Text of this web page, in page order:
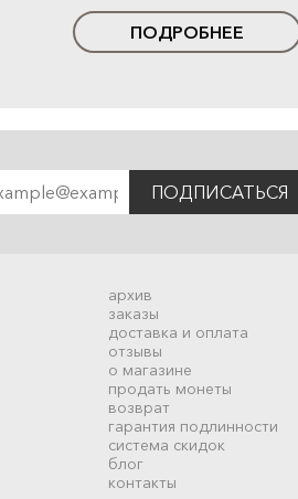
ПОДРОБНЕЕ
ПОДПИСАТЬСЯ
архив
заказы
доставка и оплата
отзывы
о магазине
продать монеты
возврат
гарантия подлинности
система скидок
блог
контакты